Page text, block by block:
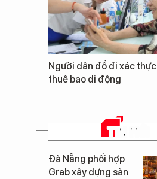
Người dân đổ đi xác thực
thuê bao di động
TIN MỚI
Đà Nẵng phối hợp
Grab xây dựng sàn